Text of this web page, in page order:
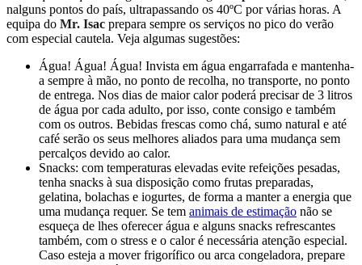
nalguns pontos do país, ultrapassando os 40ºC por várias horas. A
equipa do Mr. Isac prepara sempre os serviços no pico do verão
com especial cautela. Veja algumas sugestões:
Água! Água! Água! Invista em água engarrafada e mantenha-
a sempre à mão, no ponto de recolha, no transporte, no ponto
de entrega. Nos dias de maior calor poderá precisar de 3 litros
de água por cada adulto, por isso, conte consigo e também
com os outros. Bebidas frescas como chá, sumo natural e até
café serão os seus melhores aliados para uma mudança sem
percalços devido ao calor.
Snacks: com temperaturas elevadas evite refeições pesadas,
tenha snacks à sua disposição como frutas preparadas,
gelatina, bolachas e iogurtes, de forma a manter a energia que
uma mudança requer. Se tem animais de estimação não se
esqueça de lhes oferecer água e alguns snacks refrescantes
também, com o stress e o calor é necessária atenção especial.
Caso esteja a mover frigorífico ou arca congeladora, prepare